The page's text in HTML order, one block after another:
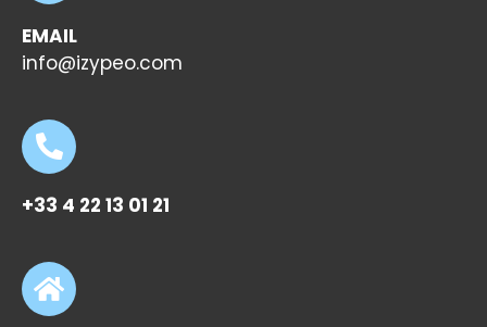
EMAIL
info@izypeo.com
+33 4 22 13 01 21